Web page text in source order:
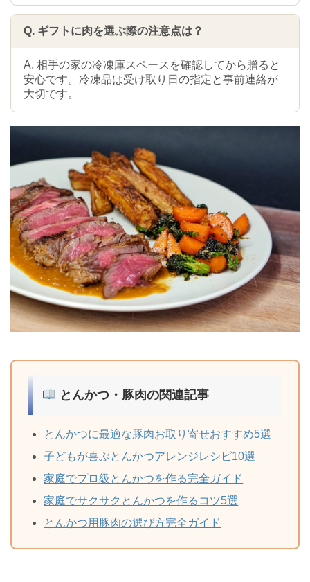
Q. ギフトに肉を選ぶ際の注意点は？
A. 相手の家の冷凍庫スペースを確認してから贈ると
安心です。冷凍品は受け取り日の指定と事前連絡が
大切です。
とんかつ・豚肉の関連記事
とんかつに最適な豚肉お取り寄せおすすめ5選
子どもが喜ぶとんかつアレンジレシピ10選
家庭でプロ級とんかつを作る完全ガイド
家庭でサクサクとんかつを作るコツ5選
とんかつ用豚肉の選び方完全ガイド